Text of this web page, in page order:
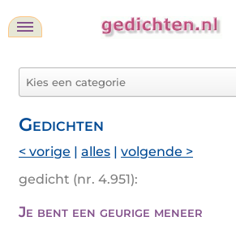
Gedichten
< vorige | alles | volgende >
gedicht (nr. 4.951):
Je bent een geurige meneer